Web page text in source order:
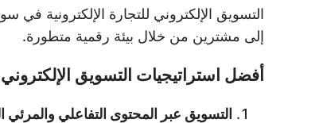
إلى مشترين من خلال بيئة رقمية متطورة.
أفضل استراتيجيات التسويق الإلكتروني
التسويق عبر المحتوى التفاعلي والمرئي